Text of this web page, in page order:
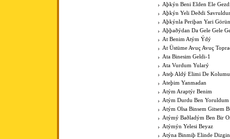
Aþkýn Beni Elden Ele
Aþkýn Yeli Deðdi
Aþkýnla Periþan Yari
Aþþaðýdan Da Gele Gele
At Benim Atým Ýdý
At Üstüme Avuç Avuç
Ata Binesim Geldi-1
Ata Vurdum Yularý
Ateþ Aldý Elimi De Kolumu
Ateþim Yanmadan
Atým Araptýr Benim
Atým Durdu Ben Yoruldum
Atým Olsa Binsem Gitsem
Atýmý Baðladým Ben Bir
Atýmýn Yelesi Beyaz
Atýna Binmiþ Elinde